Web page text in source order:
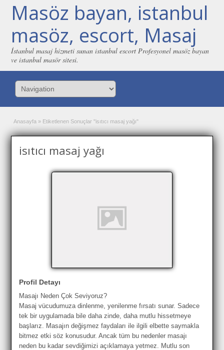
Masöz bayan, istanbul
masöz, escort, Masaj
İstanbul masaj hizmeti sunan istanbul escort Profesyonel masöz bayan
ve istanbul masör sitesi.
Anasayfa » Etiketlenen Sonuçlar "isıtıcı masaj yağı"
isıtıcı masaj yağı
Profil Detayı
Masajı Neden Çok Seviyoruz?
Masaj vücudumuza dinlenme, yenilenme fırsatı sunar. Sadece
tek bir uygulamada bile daha zinde, daha mutlu hissetmeye
başlarız. Masajın değişmez faydaları ile ilgili elbette saymakla
bitmez etki söz konusudur. Ancak tüm bu nedenler masajı
neden bu kadar sevdiğimizi açıklamaya yetmez. Mutlu son